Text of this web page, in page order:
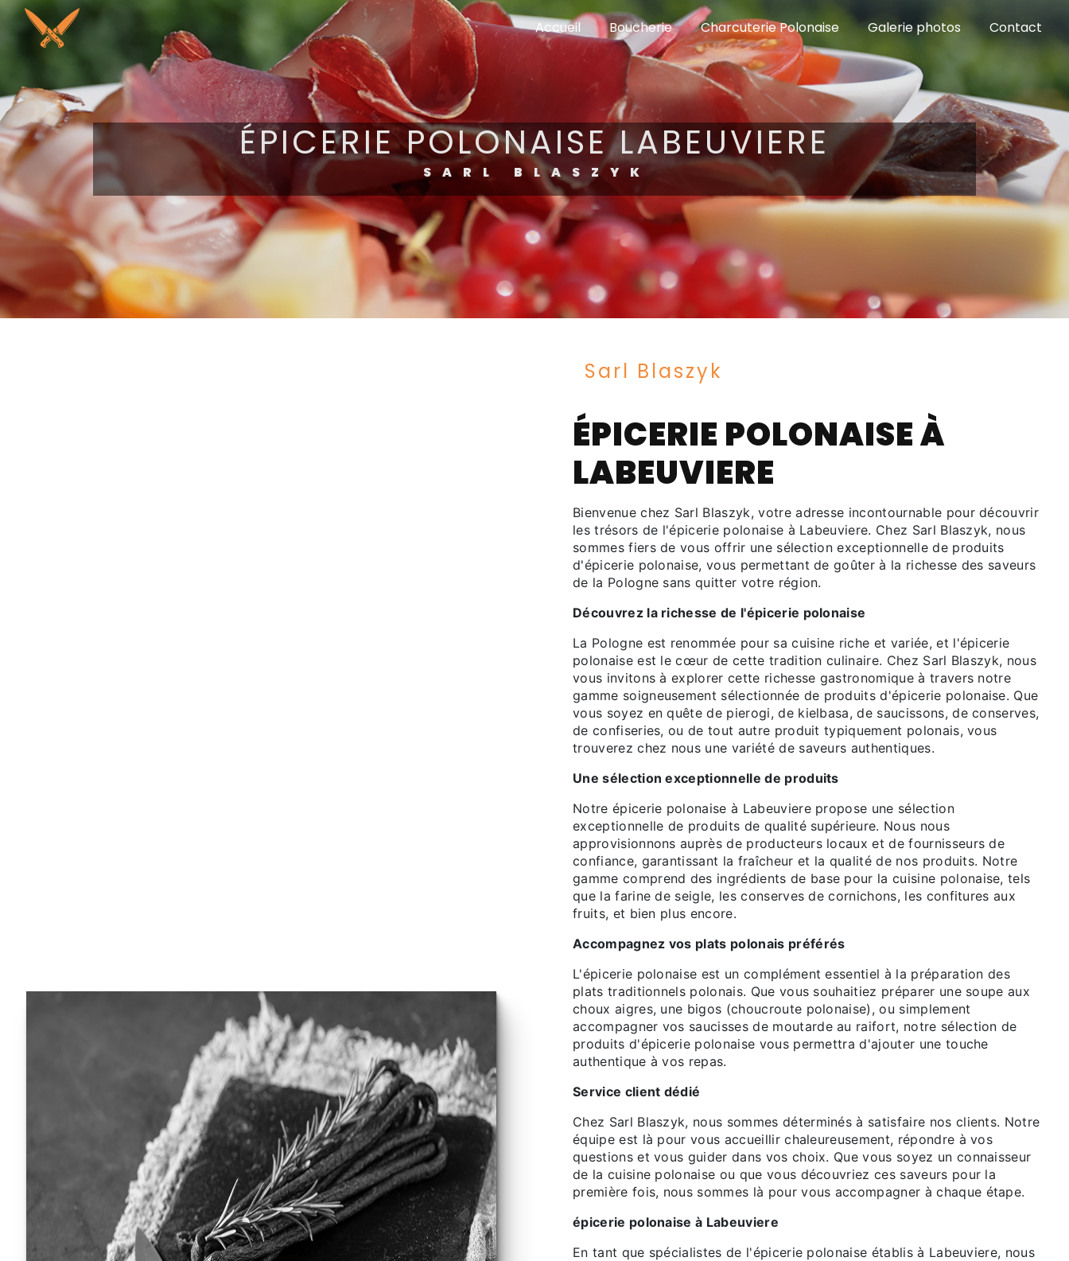
Accueil Boucherie Charcuterie Polonaise Galerie photos Contact
ÉPICERIE POLONAISE LABEUVIERE
SARL BLASZYK
Sarl Blaszyk
ÉPICERIE POLONAISE À
LABEUVIERE
Bienvenue chez Sarl Blaszyk, votre adresse incontournable pour découvrir
les trésors de l'épicerie polonaise à Labeuviere. Chez Sarl Blaszyk, nous
sommes fiers de vous offrir une sélection exceptionnelle de produits
d'épicerie polonaise, vous permettant de goûter à la richesse des saveurs
de la Pologne sans quitter votre région.
Découvrez la richesse de l'épicerie polonaise
La Pologne est renommée pour sa cuisine riche et variée, et l'épicerie
polonaise est le cœur de cette tradition culinaire. Chez Sarl Blaszyk, nous
vous invitons à explorer cette richesse gastronomique à travers notre
gamme soigneusement sélectionnée de produits d'épicerie polonaise. Que
vous soyez en quête de pierogi, de kielbasa, de saucissons, de conserves,
de confiseries, ou de tout autre produit typiquement polonais, vous
trouverez chez nous une variété de saveurs authentiques.
Une sélection exceptionnelle de produits
Notre épicerie polonaise à Labeuviere propose une sélection
exceptionnelle de produits de qualité supérieure. Nous nous
approvisionnons auprès de producteurs locaux et de fournisseurs de
confiance, garantissant la fraîcheur et la qualité de nos produits. Notre
gamme comprend des ingrédients de base pour la cuisine polonaise, tels
que la farine de seigle, les conserves de cornichons, les confitures aux
fruits, et bien plus encore.
Accompagnez vos plats polonais préférés
L'épicerie polonaise est un complément essentiel à la préparation des
plats traditionnels polonais. Que vous souhaitiez préparer une soupe aux
choux aigres, une bigos (choucroute polonaise), ou simplement
accompagner vos saucisses de moutarde au raifort, notre sélection de
produits d'épicerie polonaise vous permettra d'ajouter une touche
authentique à vos repas.
Service client dédié
Chez Sarl Blaszyk, nous sommes déterminés à satisfaire nos clients. Notre
équipe est là pour vous accueillir chaleureusement, répondre à vos
questions et vous guider dans vos choix. Que vous soyez un connaisseur
de la cuisine polonaise ou que vous découvriez ces saveurs pour la
première fois, nous sommes là pour vous accompagner à chaque étape.
épicerie polonaise à Labeuviere
En tant que spécialistes de l'épicerie polonaise établis à Labeuviere, nous
Panneau de gestion des cookies